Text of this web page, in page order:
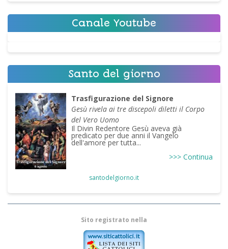
Canale Youtube
Santo del giorno
Trasfigurazione del Signore
Gesù rivela ai tre discepoli diletti il Corpo
del Vero Uomo
Il Divin Redentore Gesù aveva già
predicato per due anni il Vangelo
dell'amore per tutta...
>>> Continua
santodelgiorno.it
Sito registrato nella